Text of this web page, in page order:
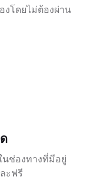
งโดยไม่ต้องผ่าน
นช่องทางที่มีอยู่
ะฟรี